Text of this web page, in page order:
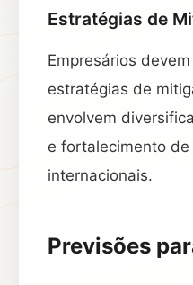
Estratégias de
Empresários
estratégias de
envolvem
e fortalecimento de
internacionais.
Previsões